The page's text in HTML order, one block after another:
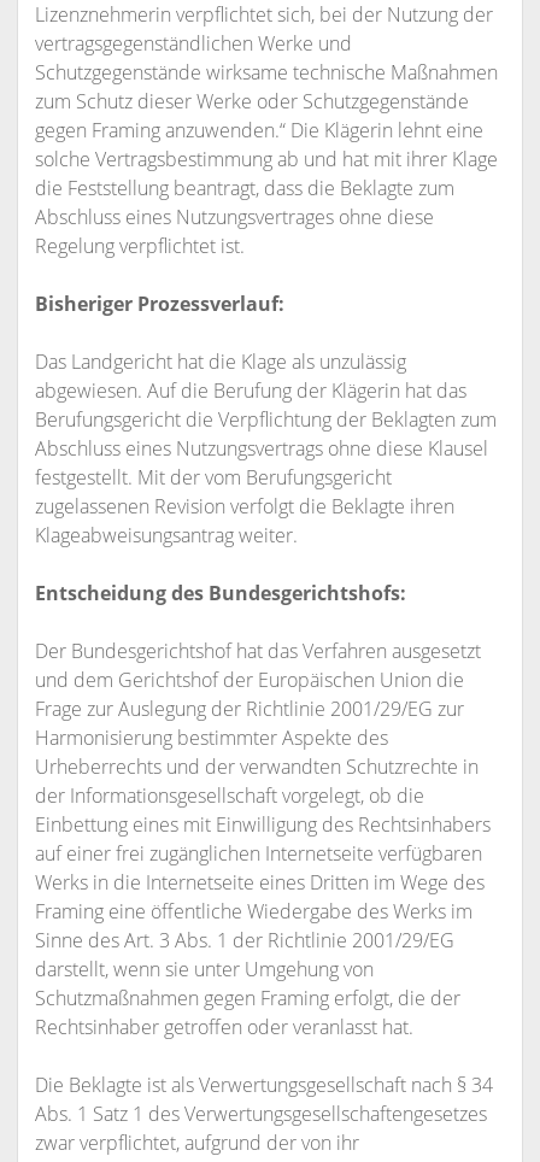
Lizenznehmerin verpflichtet sich, bei der Nutzung der
vertragsgegenständlichen Werke und
Schutzgegenstände wirksame technische Maßnahmen
zum Schutz dieser Werke oder Schutzgegenstände
gegen Framing anzuwenden.“ Die Klägerin lehnt eine
solche Vertragsbestimmung ab und hat mit ihrer Klage
die Feststellung beantragt, dass die Beklagte zum
Abschluss eines Nutzungsvertrages ohne diese
Regelung verpflichtet ist.
Bisheriger Prozessverlauf:
Das Landgericht hat die Klage als unzulässig
abgewiesen. Auf die Berufung der Klägerin hat das
Berufungsgericht die Verpflichtung der Beklagten zum
Abschluss eines Nutzungsvertrags ohne diese Klausel
festgestellt. Mit der vom Berufungsgericht
zugelassenen Revision verfolgt die Beklagte ihren
Klageabweisungsantrag weiter.
Entscheidung des Bundesgerichtshofs:
Der Bundesgerichtshof hat das Verfahren ausgesetzt
und dem Gerichtshof der Europäischen Union die
Frage zur Auslegung der Richtlinie 2001/29/EG zur
Harmonisierung bestimmter Aspekte des
Urheberrechts und der verwandten Schutzrechte in
der Informationsgesellschaft vorgelegt, ob die
Einbettung eines mit Einwilligung des Rechtsinhabers
auf einer frei zugänglichen Internetseite verfügbaren
Werks in die Internetseite eines Dritten im Wege des
Framing eine öffentliche Wiedergabe des Werks im
Sinne des Art. 3 Abs. 1 der Richtlinie 2001/29/EG
darstellt, wenn sie unter Umgehung von
Schutzmaßnahmen gegen Framing erfolgt, die der
Rechtsinhaber getroffen oder veranlasst hat.
Die Beklagte ist als Verwertungsgesellschaft nach § 34
Abs. 1 Satz 1 des Verwertungsgesellschaftengesetzes
zwar verpflichtet, aufgrund der von ihr